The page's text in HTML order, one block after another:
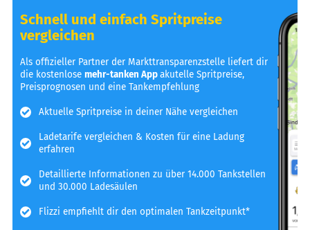
Schnell und einfach Spritpreise
vergleichen
Als offizieller Partner der Markttransparenzstelle liefert dir
die kostenlosemehr-tanken Appakutelle Spritpreise,
Preisprognosen und eine Tankempfehlung
Aktuelle Spritpreise in deiner Nähe vergleichen
Ladetarife vergleichen & Kosten für eine Ladung
erfahren
Detaillierte Informationen zu über 14.000 Tankstellen
und 30.000 Ladesäulen
Flizzi empfiehlt dir den optimalen Tankzeitpunkt*